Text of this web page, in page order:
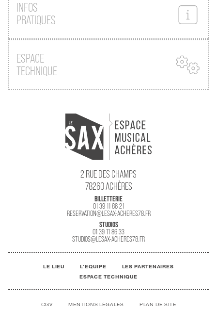
INFOS
PRATIQUES
ESPACE
TECHNIQUE
2 RUE DES CHAMPS
78260 ACHÈRES
BILLETTERIE
01 39 11 86 21
RESERVATION@LESAX-ACHERES78.FR
STUDIOS
01 39 11 86 33
STUDIOS@LESAX-ACHERES78.FR
LE LIEU L'EQUIPE
LES PARTENAIRES
ESPACE TECHNIQUE
CGV MENTIONS LÉGALES PLAN DE SITE